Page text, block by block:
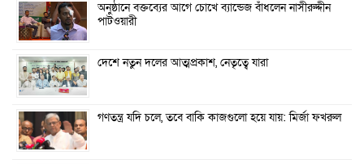
অনুষ্ঠানে বক্তব্যের আগে চোখে ব্যান্ডেজ বাঁধলেন নাসীরুদ্দীন
পাটওয়ারী
দেশে নতুন দলের আত্মপ্রকাশ, নেতৃত্বে যারা
গণতন্ত্র যদি চলে, তবে বাকি কাজগুলো হয়ে যায়: মির্জা ফখরুল